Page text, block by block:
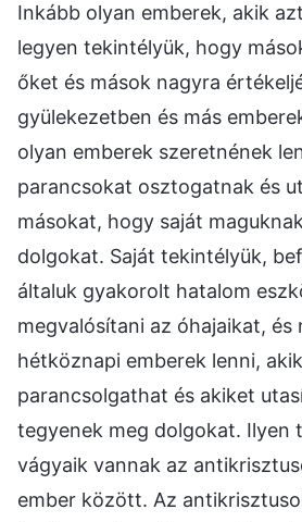
Inkább olyan emberek, akik
legyen tekintélyük, hogy
őket és mások nagyra
gyülekezetben és más
olyan emberek szeretnének
parancsokat osztogatnak és
másokat, hogy saját
dolgokat. Saját tekintélyük,
általuk gyakorolt hatalom
megvalósítani az óhajaikat, és
hétköznapi emberek lenni,
parancsolgathat és akiket
tegyenek meg dolgokat. Ilyen
vágyaik vannak az
ember között. Az